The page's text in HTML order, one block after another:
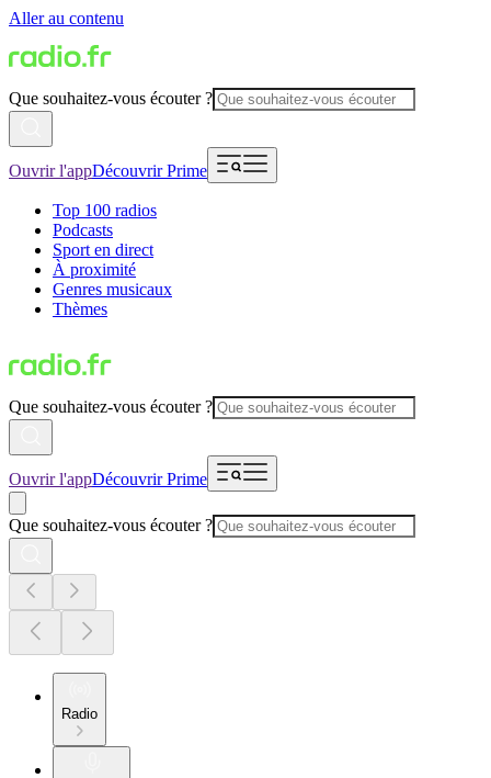
Aller au contenu
Que souhaitez-vous écouter ?
Ouvrir l'appDécouvrir Prime
Top 100 radios
Podcasts
Sport en direct
À proximité
Genres musicaux
Thèmes
Que souhaitez-vous écouter ?
Ouvrir l'appDécouvrir Prime
Que souhaitez-vous écouter ?
Radio